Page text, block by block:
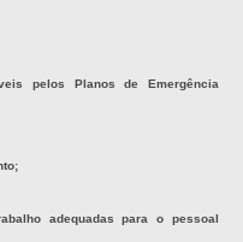
pelos Planos de Emergência
adequadas para o pessoal